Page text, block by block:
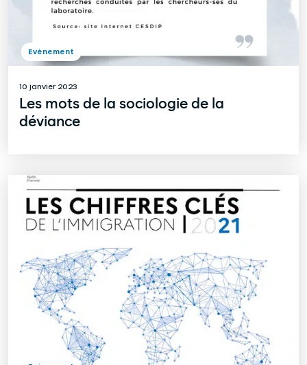
10 janvier 2023
Les mots de la sociologie de la
déviance
Evènement